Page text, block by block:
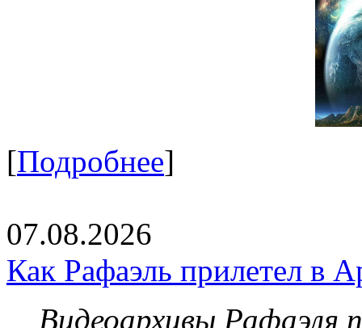
[Подробнее]
07.08.2026
Как Рафаэль прилетел в
Видеоархивы Рафаэля